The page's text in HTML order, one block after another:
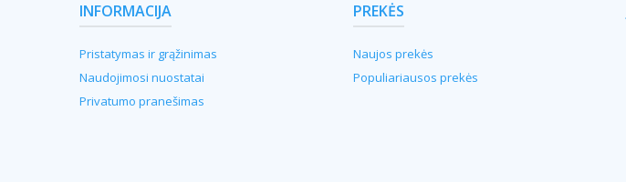
INFORMACIJA
Pristatymas ir grąžinimas
Naudojimosi nuostatai
Privatumo pranešimas
PREKĖS
Naujos prekės
Populiariausos prekės